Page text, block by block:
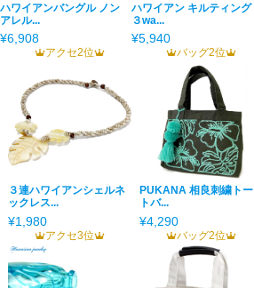
ハワイアンバングル ノン
アレル...
¥6,908
ハワイアン キルティング
３wa...
¥5,940
アクセ2位
３連ハワイアンシェルネ
ックレス...
¥1,980
バッグ2位
PUKANA 相良刺繍トー
トバ...
¥4,290
アクセ3位 バッグ2位